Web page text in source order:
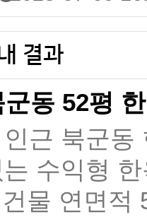
결과
동 52평
근 북군
수익형
물 연면적